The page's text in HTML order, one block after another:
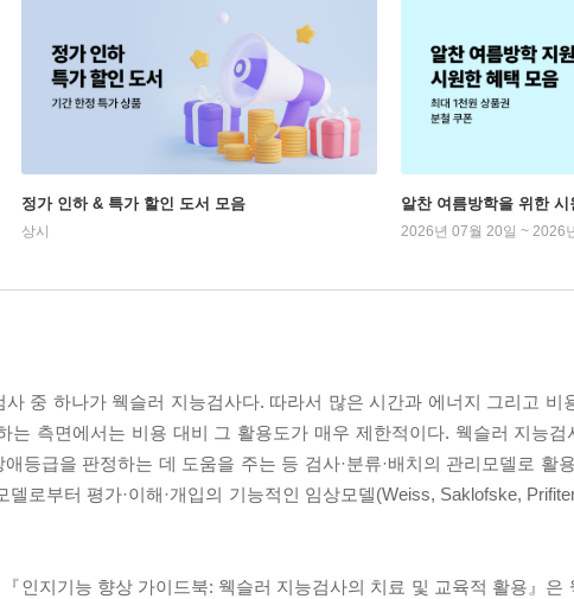
정가 인하 & 특가 할인 도서 모음
상시
알찬 여름방학을 위한 시
2026년 07월 20일 ~ 2026
중 하나가 웩슬러 지능검사다. 따라서 많은 시간과 에너지 그리고 비
는 측면에서는 비용 대비 그 활용도가 매우 제한적이다. 웩슬러 지능
등급을 판정하는 데 도움을 주는 등 검사·분류·배치의 관리모델로 활
델로부터 평가·이해·개입의 기능적인 임상모델(Weiss, Saklofske,
인지기능 향상 가이드북: 웩슬러 지능검사의 치료 및 교육적 활용』은